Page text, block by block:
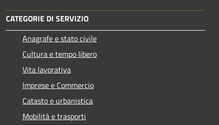
CATEGORIE DI SERVIZIO
Anagrafe e stato civile
Cultura e tempo libero
Vita lavorativa
Imprese e Commercio
Catasto e urbanistica
Mobilità e trasporti